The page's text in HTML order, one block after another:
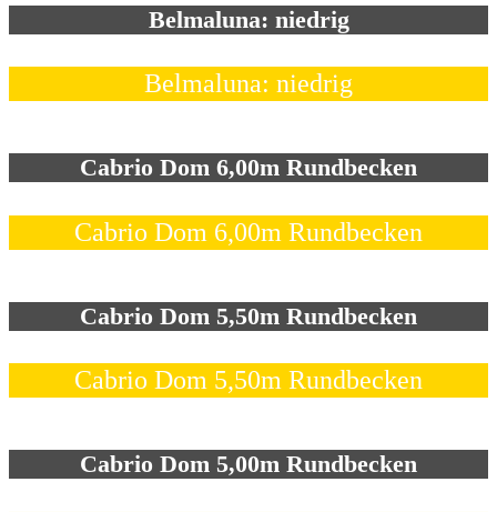
Belmaluna: niedrig
Belmaluna: niedrig
Cabrio Dom 6,00m Rundbecken
Cabrio Dom 6,00m Rundbecken
Cabrio Dom 5,50m Rundbecken
Cabrio Dom 5,50m Rundbecken
Cabrio Dom 5,00m Rundbecken